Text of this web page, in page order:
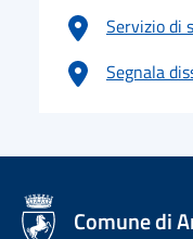
Servizio di
Segnala
logo Unione Europea
Comune di